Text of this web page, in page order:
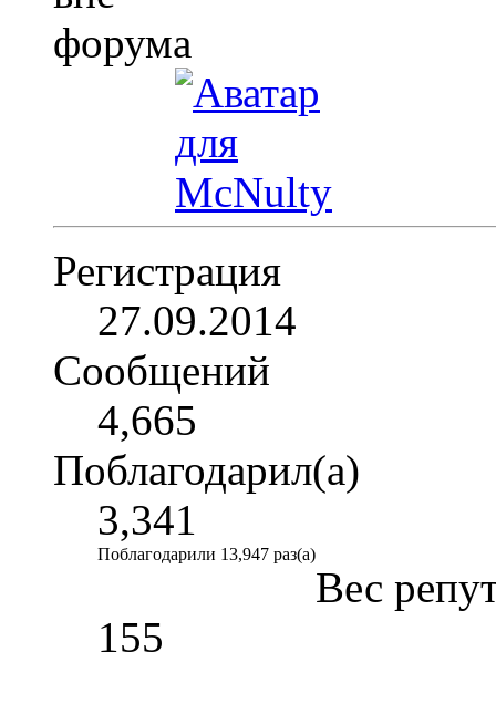
Регистрация
27.09.2014
Сообщений
4,665
Поблагодарил(а)
3,341
Поблагодарили 13,947 раз(а)
Вес
155